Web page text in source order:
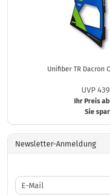
Unifiber TR Dacron
UVP
Ihr Preis ab
Sie
Newsletter-Anmeldung
WEITER
ZUR
E-